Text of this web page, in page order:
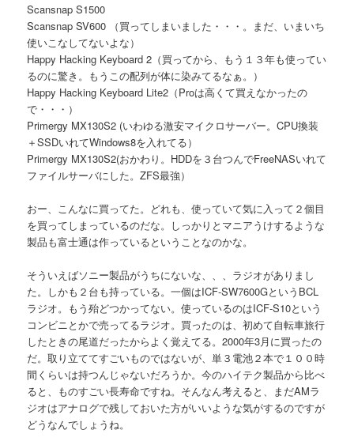
Scansnap S1500
Scansnap SV600 （買ってしまいました・・・。まだ、いまいち
使いこなしてないよな）
Happy Hacking Keyboard 2（買ってから、もう１３年も使ってい
るのに驚き。もうこの配列が体に染みてるなぁ。）
Happy Hacking Keyboard Lite2（Proは高くて買えなかったの
で・・・）
Primergy MX130S2 (いわゆる激安マイクロサーバー。CPU換装
＋SSDいれてWindows8を入れてる）
Primergy MX130S2(おかわり。HDDを３台つんでFreeNASいれて
ファイルサーバにした。ZFS最強）
おー、こんなに買ってた。どれも、使っていて気に入って２個目
を買ってしまっているのだな。しっかりとマニアうけするような
製品も富士通は作っているということなのかな。
そういえばソニー製品がうちにないな、、、ラジオがありまし
た。しかも２台も持っている。一個はICF-SW7600GというBCL
ラジオ。もう殆どつかってない。使っているのはICF-S10という
コンビニとかで売ってるラジオ。買ったのは、初めて自転車旅行
したときの尾道だったからよく覚えてる。2000年3月に買ったの
だ。取り立ててすごいものではないが、単３電池２本で１００時
間くらいは持つんじゃないだろうか。今のハイテク製品から比べ
ると、ものすごい長寿命ですね。そんなん考えると、まだAMラ
ジオはアナログで残しておいた方がいいような気がするのですが
どうなんでしょうね。